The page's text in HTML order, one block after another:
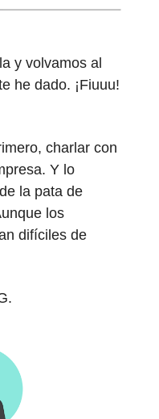
y volvamos al
he dado. ¡Fiuuu!
charlar con
Y lo
la pata de
los
difíciles de